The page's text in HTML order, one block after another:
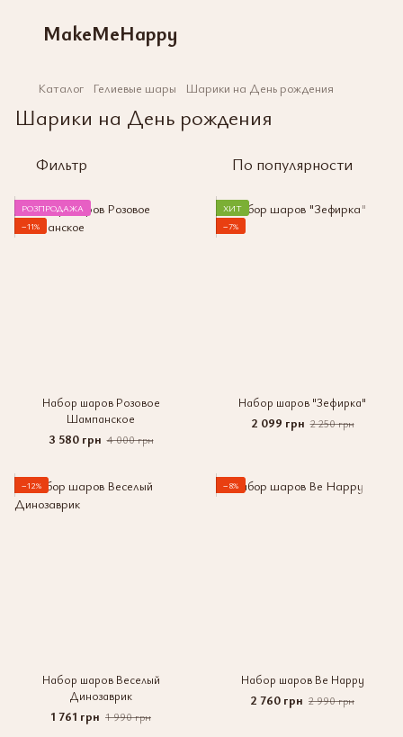
MakeMeHappy
Каталог Гелиевые шары Шарики на День рождения
Шарики на День рождения
Фильтр По популярности
РОЗПРОДАЖА
−11%
Набор шаров Розовое
Шампанское
3 580 грн 4 000 грн
ХИТ
−7%
Набор шаров "Зефирка"
2 099 грн 2 250 грн
−12%
Набор шаров Веселый
Динозаврик
1 761 грн 1 990 грн
−8%
Набор шаров Be Happy
2 760 грн 2 990 грн